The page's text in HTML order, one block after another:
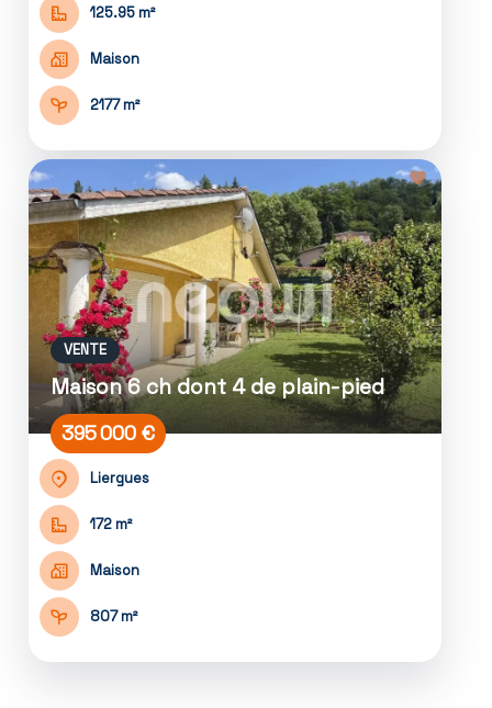
125.95 m²
Maison
2177 m²
VENTE
Maison 6 ch dont 4 de plain-pied
395 000 €
Liergues
172 m²
Maison
807 m²